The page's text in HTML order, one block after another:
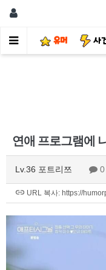
유머 사
연애 프로그램에
Lv.36 포트리쯔 0
URL 복사: https://